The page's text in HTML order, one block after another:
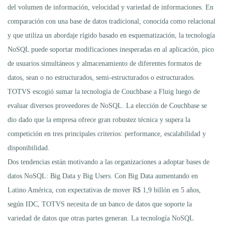
del volumen de información, velocidad y variedad de informaciones. En
comparación con una base de datos tradicional, conocida como relacional
y que utiliza un abordaje rígido basado en esquematización, la tecnología
NoSQL puede soportar modificaciones inesperadas en al aplicación, pico
de usuarios simultáneos y almacenamiento de diferentes formatos de
datos, sean o no estructurados, semi-estructurados o estructurados.
TOTVS escogió sumar la tecnología de Couchbase a Fluig luego de
evaluar diversos proveedores de NoSQL. La elección de Couchbase se
dio dado que la empresa ofrece gran robustez técnica y supera la
competición en tres principales criterios: performance, escalabilidad y
disponibilidad.
Dos tendencias están motivando a las organizaciones a adoptar bases de
datos NoSQL: Big Data y Big Users. Con Big Data aumentando en
Latino América, con expectativas de mover R$ 1,9 billón en 5 años,
según IDC, TOTVS necesita de un banco de datos que soporte la
variedad de datos que otras partes generan. La tecnología NoSQL